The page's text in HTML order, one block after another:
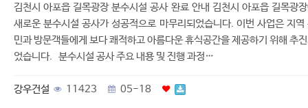
김천시 아포읍 길목광장 분수시설 공사 완료 안내 김천시 아포읍 길목광
새로운 분수시설 공사가 성공적으로 마무리되었습니다. 이번 사업은 지역
민과 방문객들에게 보다 쾌적하고 아름다운 휴식공간을 제공하기 위해 추
었습니다. 분수시설 공사 주요 내용 및 진행 과정…
강우건설 11423 05-18